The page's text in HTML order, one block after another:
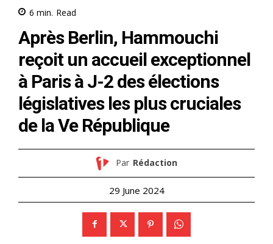
6 min. Read
Après Berlin, Hammouchi
reçoit un accueil exceptionnel
à Paris à J-2 des élections
législatives les plus cruciales
de la Ve République
Par Rédaction
29 June 2024